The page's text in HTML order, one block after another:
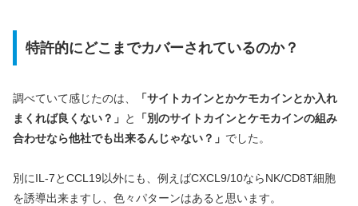
特許的にどこまでカバーされているのか？
調べていて感じたのは、
「サイトカインとかケモカインとか入れ
まくれば良くない？」 と
「別のサイトカインとケモカインの組み
合わせなら他社でも出来るんじゃない？」 でした。
別にIL-7とCCL19以外にも、例えばCXCL9/10ならNK/CD8T細胞
を誘導出来ますし、色々パターンはあると思います。